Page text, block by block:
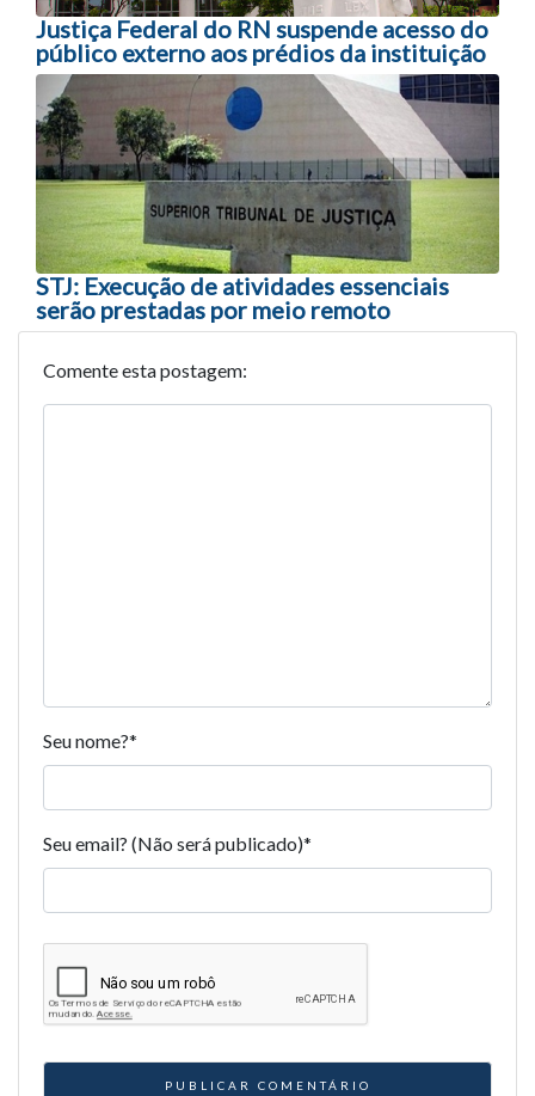
Justiça Federal do RN suspende acesso do
público externo aos prédios da instituição
STJ: Execução de atividades essenciais
serão prestadas por meio remoto
Comente esta postagem:
Seu nome?*
Seu email? (Não será publicado)*